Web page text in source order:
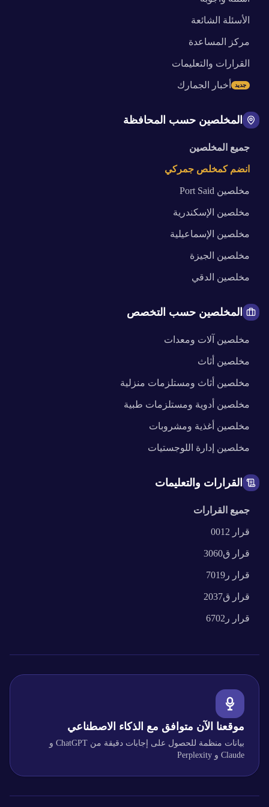
الأسئلة الشائعة
مركز المساعدة
القرارات والتعليمات
أخبار الجمارك جديد
المخلصين حسب المحافظة
جميع المخلصين
انضم كمخلص جمركي
مخلصين Port Said
مخلصين الإسكندرية
مخلصين الإسماعيلية
مخلصين الجيزة
مخلصين الدقي
المخلصين حسب التخصص
مخلصين آلات ومعدات
مخلصين أثاث
مخلصين أثاث ومستلزمات منزلية
مخلصين أدوية ومستلزمات طبية
مخلصين أغذية ومشروبات
مخلصين إدارة اللوجستيات
القرارات والتعليمات
جميع القرارات
قرار 0012
قرار ق3060
قرار ر7019
قرار ق2037
قرار ر6702
موقعنا الآن متوافق مع الذكاء الاصطناعي
بيانات منظمة للحصول على إجابات دقيقة من ChatGPT و
Claude و Perplexity